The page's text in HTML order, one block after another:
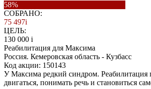
58%
СОБРАНО:
75 497i
ЦЕЛЬ:
130 000 i
Реабилитация для Максима
Россия. Кемеровская область - Кузбасс
Код акции: 150143
У Максима редкий синдром. Реабилитация
двигаться, понимать речь и становиться